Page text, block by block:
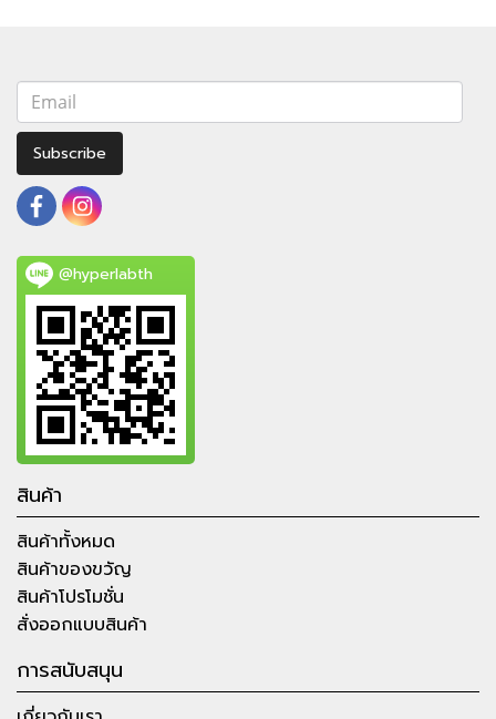
Subscribe
@hyperlabth
สินค้า
สินค้าทั้งหมด
สินค้าของขวัญ
สินค้าโปรโมชั่น
สั่งออกแบบสินค้า
การสนับสนุน